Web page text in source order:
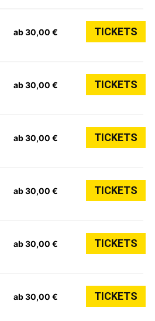
ab 30,00 € TICKETS
ab 30,00 € TICKETS
ab 30,00 € TICKETS
ab 30,00 € TICKETS
ab 30,00 € TICKETS
ab 30,00 € TICKETS